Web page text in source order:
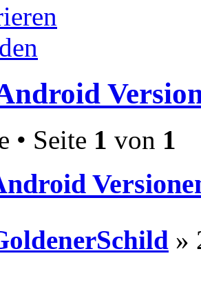
• Seite 1 von 1
»